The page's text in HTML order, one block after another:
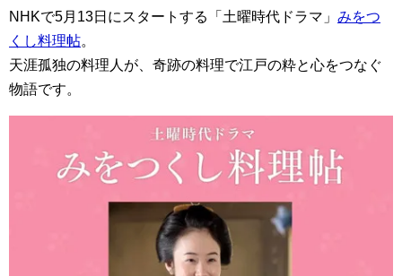
NHKで5月13日にスタートする「土曜時代ドラマ」 みをつ
くし料理帖。
天涯孤独の料理人が、奇跡の料理で江戸の粋と心をつなぐ
物語です。